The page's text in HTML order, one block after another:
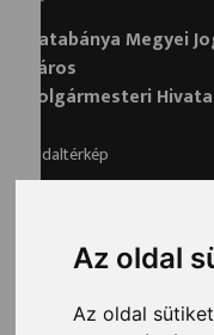
Az oldal
Az oldal
Tatabánya Megyei
Város
Polgármesteri
Oldaltérkép
Adatvédelem
Adatvédelmi tisztviselő